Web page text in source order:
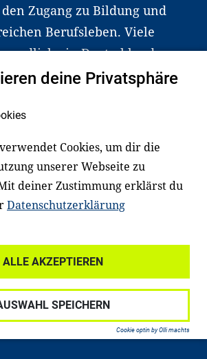
Zugang zu Bildung und
Berufsleben. Viele
in Deutschland
Schwierigkeiten dabei.
an Erzieher*innen,
andere
Dafür arbeiten wir eng
wissenschaftlichen
Verbänden, Unternehmen
zusammen.
Datenschutz
Impressum
deine Privatsphäre
Cookies, um dir die
unserer Webseite zu
deiner Zustimmung erklärst du
Datenschutzerklärung
ALLE AKZEPTIEREN
SPEICHERN
Cookie optin by Olli machts